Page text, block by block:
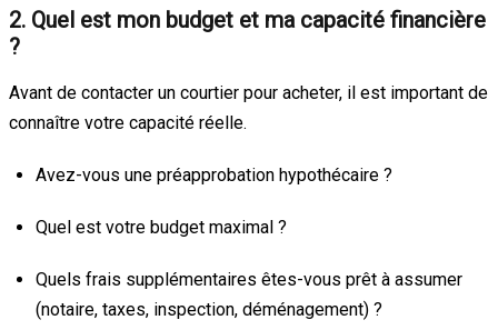
2. Quel est mon budget et ma capacité financière
?
Avant de contacter un courtier pour acheter, il est important de
connaître votre capacité réelle.
Avez-vous une préapprobation hypothécaire ?
Quel est votre budget maximal ?
Quels frais supplémentaires êtes-vous prêt à assumer
(notaire, taxes, inspection, déménagement) ?